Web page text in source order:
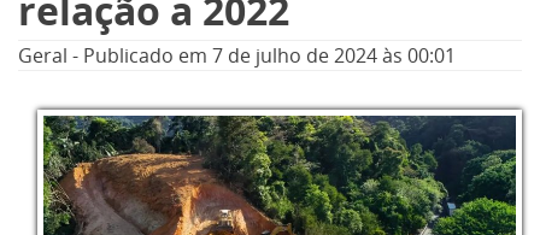
relação a 2022
Geral - Publicado em 7 de julho de 2024às 00:01